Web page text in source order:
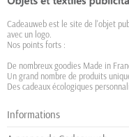
Cadeauweb est le site de l'objet
avec un logo.
Nos points forts :
De nombreux goodies Made in
Un grand nombre de produits
Des cadeaux écologiques
Informations